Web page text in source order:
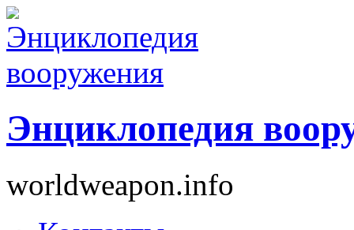
Энциклопедия
worldweapon.info